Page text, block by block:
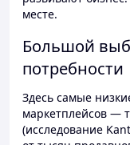
месте.
Большой
потребности
Здесь самые
маркетплейсов —
(исследование